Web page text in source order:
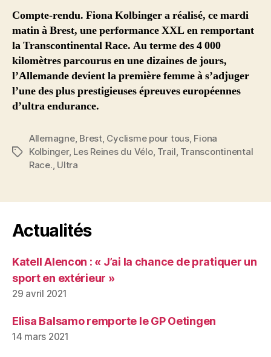
Compte-rendu. Fiona Kolbinger a réalisé, ce mardi
matin à Brest, une performance XXL en remportant
la Transcontinental Race. Au terme des 4 000
kilomètres parcourus en une dizaines de jours,
l’Allemande devient la première femme à s’adjuger
l’une des plus prestigieuses épreuves européennes
d’ultra endurance.
Étiquettes
Allemagne, Brest, Cyclisme pour tous, Fiona
Kolbinger, Les Reines du Vélo, Trail, Transcontinental
Race., Ultra
Actualités
Katell Alencon : « J’ai la chance de pratiquer un
sport en extérieur »
29 avril 2021
Elisa Balsamo remporte le GP Oetingen
14 mars 2021